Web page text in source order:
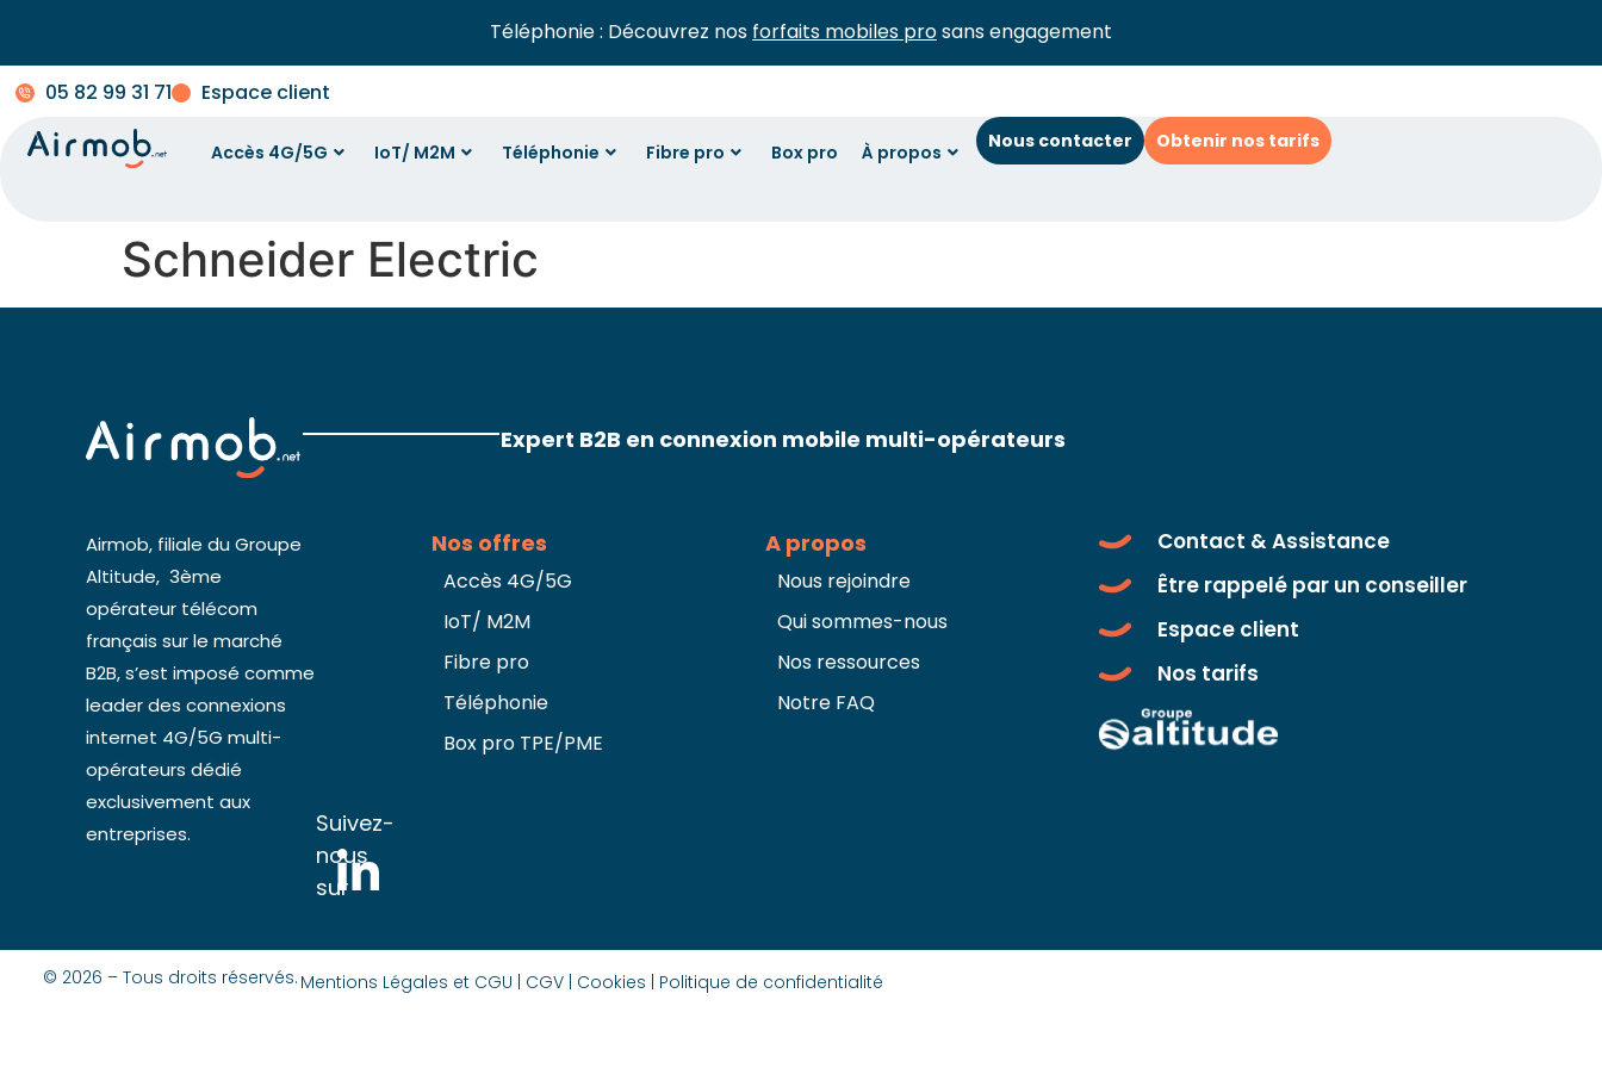
Téléphonie : Découvrez nos forfaits mobiles prosans engagement
05 82 99 31 71 Espace client
Accès 4G/5G IoT/ M2M Téléphonie Fibre pro Box pro À propos Nous contacter Obtenir nos tarifs
Schneider Electric
Expert B2B en connexion mobile multi-opérateurs
Airmob, filiale du Groupe
Altitude, 3ème
opérateur télécom
français sur le marché
B2B, s’est imposé comme
leader des connexions
internet 4G/5G multi-
opérateurs dédié
exclusivement aux
entreprises.
Suivez-
nous
sur
A propos
Nous rejoindre
Qui sommes-nous
Nos ressources
Notre FAQ
Nos offres
Accès 4G/5G
IoT/ M2M
Fibre pro
Téléphonie
Box pro TPE/PME
Contact & Assistance
Être rappelé par un conseiller
Espace client
Nos tarifs
© 2026 – Tous droits réservés. Mentions Légales et CGU | CGV | Cookies | Politique de confidentialité